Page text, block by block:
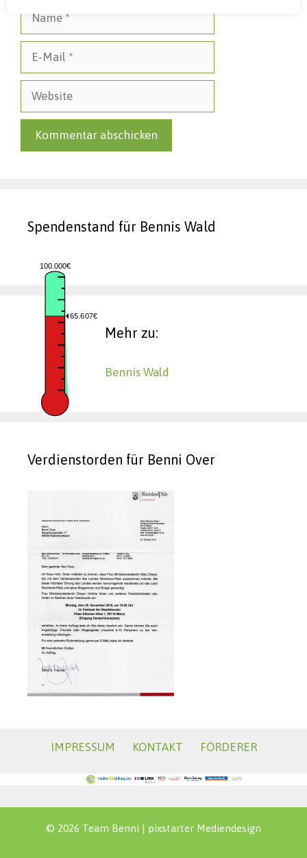
Mail
Spendenstand für Bennis Wald
100.000€
65.607€
Mehr zu:
Bennis Wald
Verdienstorden für Benni Over
IMPRESSUM KONTAKT FÖRDERER
© 2026 Team Benni | pixstarter Mediendesign